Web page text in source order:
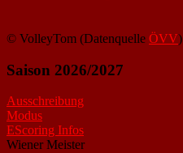
© VolleyTom (Datenquelle ÖVV)
Saison 2026/2027
Ausschreibung
Modus
EScoring Infos
Wiener Meister